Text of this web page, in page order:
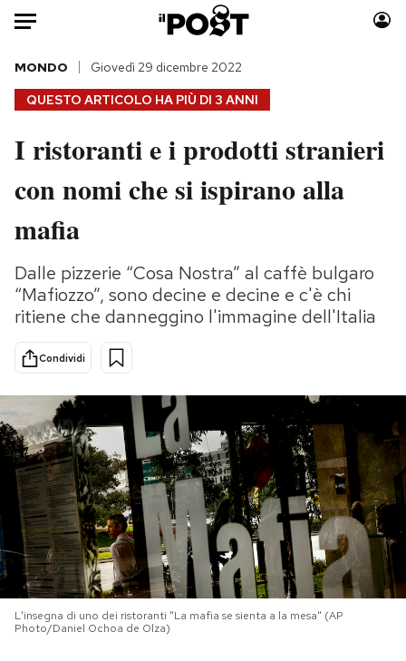
Auto
HOME
Italia
Politica
Tecnologia
Scienza
Cultura
Sport
Moda
Consumismi
Media
PODCAST
NEWSLETTER
I MIEI PREFERITI
SHOP
QUESTO ARTICOLO HA PIÙ DI 3 ANNI
MONDO Giovedì 29 dicembre 2022
I ristoranti e i prodotti stranieri
con nomi che si ispirano alla
mafia
Dalle pizzerie “Cosa Nostra” al caffè bulgaro
“Mafiozzo”, sono decine e decine e c'è chi
ritiene che danneggino l'immagine dell'Italia
Condividi
L'insegna di uno dei ristoranti "La mafia se sienta a la mesa" (AP
Photo/Daniel Ochoa de Olza)